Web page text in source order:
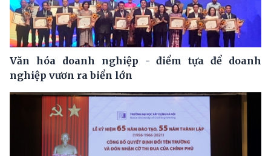
Văn hóa doanh nghiệp - điểm tựa để doanh
nghiệp vươn ra biển lớn